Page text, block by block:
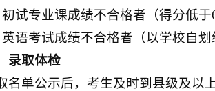
初试专业课成绩不合格者（得分低
英语考试成绩不合格者（以学校自
录取体检
名单公示后，考生及时到县级及以